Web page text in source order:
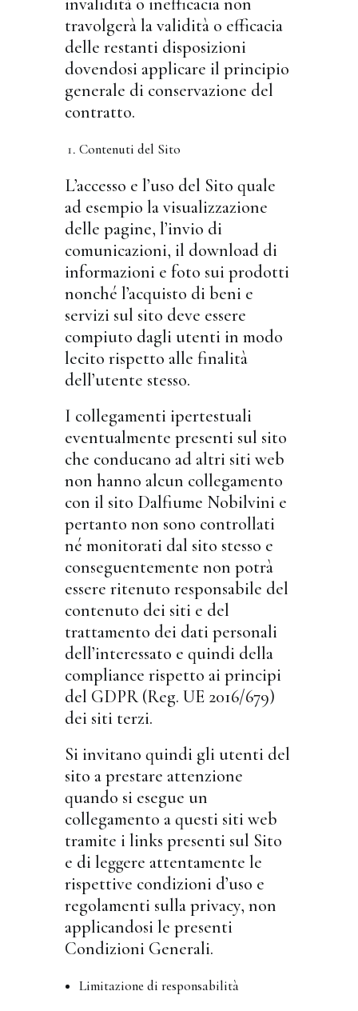
travolgerà la validità o efficacia
delle restanti disposizioni
dovendosi applicare il principio
generale di conservazione del
contratto.
Contenuti del Sito
L’accesso e l’uso del Sito quale
ad esempio la visualizzazione
delle pagine, l’invio di
comunicazioni, il download di
informazioni e foto sui prodotti
nonché l’acquisto di beni e
servizi sul sito deve essere
compiuto dagli utenti in modo
lecito rispetto alle finalità
dell’utente stesso.
I collegamenti ipertestuali
eventualmente presenti sul sito
che conducano ad altri siti web
non hanno alcun collegamento
con il sito Dalfiume Nobilvini e
pertanto non sono controllati
né monitorati dal sito stesso e
conseguentemente non potrà
essere ritenuto responsabile del
contenuto dei siti e del
trattamento dei dati personali
dell’interessato e quindi della
compliance rispetto ai principi
del GDPR (Reg. UE 2016/679)
dei siti terzi.
Si invitano quindi gli utenti del
sito a prestare attenzione
quando si esegue un
collegamento a questi siti web
tramite i links presenti sul Sito
e di leggere attentamente le
rispettive condizioni d’uso e
regolamenti sulla privacy, non
applicandosi le presenti
Condizioni Generali.
Limitazione di responsabilità